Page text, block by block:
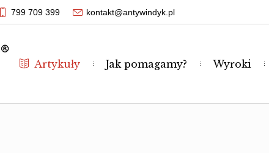
799 709 399 kontakt@antywindyk.pl
Artykuły Jak pomagamy? Wyroki